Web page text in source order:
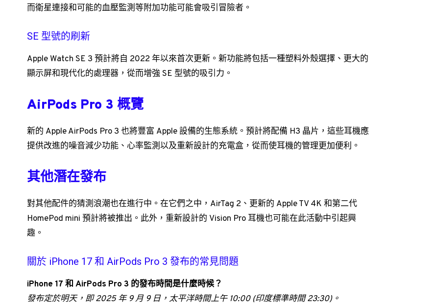
而衛星連接和可能的血壓監測等附加功能可能會吸引冒險者。
SE 型號的刷新
Apple Watch SE 3 預計將自 2022 年以來首次更新。新功能將包括一種塑料外殼選擇、更大的
顯示屏和現代化的處理器，從而增強 SE 型號的吸引力。
AirPods Pro 3 概覽
新的 Apple AirPods Pro 3 也將豐富 Apple 設備的生態系統。預計將配備 H3 晶片，這些耳機應
提供改進的噪音減少功能、心率監測以及重新設計的充電盒，從而使耳機的管理更加便利。
其他潛在發布
對其他配件的猜測浪潮也在進行中。在它們之中，AirTag 2、更新的 Apple TV 4K 和第二代
HomePod mini 預計將被推出。此外，重新設計的 Vision Pro 耳機也可能在此活動中引起興
趣。
關於 iPhone 17 和 AirPods Pro 3 發布的常見問題
iPhone 17 和 AirPods Pro 3 的發布時間是什麼時候？
發布定於明天，即 2025 年 9 月 9 日，太平洋時間上午 10:00 (印度標準時間 23:30)。